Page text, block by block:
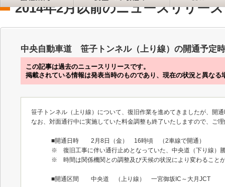
2014年2月以前のニュースリリース
中央自動車道 笹子トンネル（上り線）の開通予定
この記事は過去のニュースリリースです。
掲載されている情報は発表当時のものであり、現在の状況と異なる
笹子トンネル（上り線）について、復旧作業を進めてきましたが、開
なお、対面通行中に実施していた料金調整も終了いたしますので、ご
■開通日時 2月8日（金） 16時頃 （2車線で開通）
※ 復旧工事に伴い通行止めとなっていた、中央道（下り線）
※ 時間は関係機関との調整及び天候の状況により変わること
■開通区間 中央道 （上り線） 一宮御坂IC～大月JCT